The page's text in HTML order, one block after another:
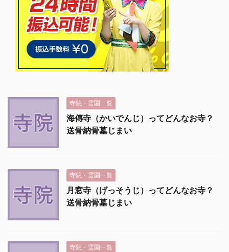
寺院・霊園一覧
海傳寺（かいでんじ）ってどんなお寺？
送骨納骨墓じまい
寺院・霊園一覧
月窓寺（げっそうじ）ってどんなお寺？
送骨納骨墓じまい
寺院・霊園一覧